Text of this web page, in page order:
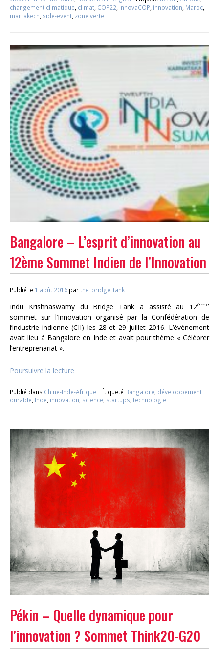
changement climatique climat COP22 InnovaCOP innovation Maroc
marrakech side-event zone verte
Bangalore – L’esprit d’innovation au
12ème Sommet Indien de l’Innovation
Publié le 1 août 2016 parthe_bridge_tank
Indu Krishnaswamy du Bridge Tank a assisté au 12ème
sommet sur l’Innovation organisé par la Confédération de
l’industrie indienne (CII) les 28 et 29 juillet 2016. L’événement
avait lieu à Bangalore en Inde et avait pour thème « Célébrer
l’entreprenariat ».
Poursuivre la lecture
Publié dans Chine-Inde-Afrique Étiqueté Bangalore développement
durable Inde innovation science startups technologie
Pékin – Quelle dynamique pour
l’innovation ? Sommet Think20-G20